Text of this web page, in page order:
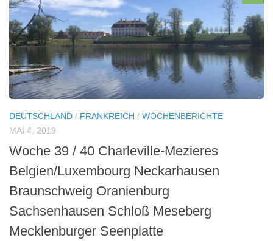
DEUTSCHLAND / FRANKREICH / WOCHENBERICHTE
MAI 4, 2019
Woche 39 / 40 Charleville-Mezieres
Belgien/Luxembourg Neckarhausen
Braunschweig Oranienburg
Sachsenhausen Schloß Meseberg
Mecklenburger Seenplatte